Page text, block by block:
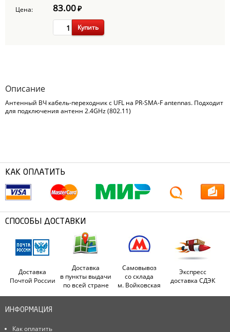
Цена:
83.00₽
Купить
Описание
Антенный ВЧ кабель-переходник с UFL на PR-SMA-F antennas. Подходит
для подключения антенн 2.4GHz (802.11)
КАК ОПЛАТИТЬ
СПОСОБЫ ДОСТАВКИ
Доставка
Почтой России
Доставка
в пункты выдачи
по всей стране
Самовывоз
со склада
м. Войковская
Экспресс
доставка СДЭК
ИНФОРМАЦИЯ
Как оплатить